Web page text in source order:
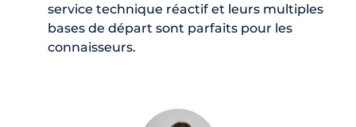
service technique réactif et leurs multiples
bases de départ sont parfaits pour les
connaisseurs.